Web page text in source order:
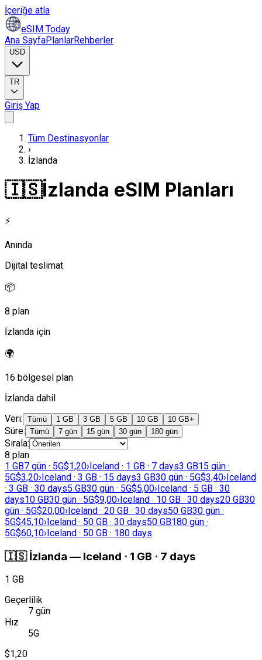
İçeriğe atla
eSIM Today
Ana SayfaPlanlarRehberler
USD
TR
Giriş Yap
Tüm Destinasyonlar
›
İzlanda
🇮🇸İzlanda eSIM Planları
⚡
Anında
Dijital teslimat
📦
8 plan
İzlanda için
🌍
16 bölgesel plan
İzlanda dahil
Veri: Tümü 1 GB 3 GB 5 GB 10 GB 10 GB+
Süre: Tümü 7 gün 15 gün 30 gün 180 gün
Sırala:
8 plan
1 GB7 gün · 5G$1,20›Iceland · 1 GB · 7 days3 GB15 gün ·
5G$3,20›Iceland · 3 GB · 15 days3 GB30 gün · 5G$3,40›Iceland
· 3 GB · 30 days5 GB30 gün · 5G$5,00›Iceland · 5 GB · 30
days10 GB30 gün · 5G$9,00›Iceland · 10 GB · 30 days20 GB30
gün · 5G$20,00›Iceland · 20 GB · 30 days50 GB30 gün ·
5G$45,10›Iceland · 50 GB · 30 days50 GB180 gün ·
5G$60,10›Iceland · 50 GB · 180 days
🇮🇸 İzlanda — Iceland · 1 GB · 7 days
1 GB
Geçerlilik
7 gün
Hız
5G
$1,20